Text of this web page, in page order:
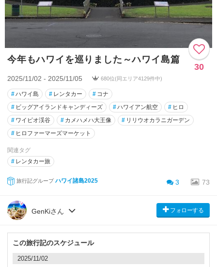
今年もハワイを巡りました～ハワイ島篇
30
2025/11/02 - 2025/11/05 680位(同エリア4129件中)
#ハワイ島 # レンタカー # コナ
# ビッグアイランドキャンディーズ #ハワイアン航空 # ヒロ
# ワイピオ渓谷 # カメハメハ大王像 # リリウオカラニガーデン
# ヒロファーマーズマーケット
関連タグ
# レンタカー旅
旅行記グループ ハワイ諸島2025 3 73
GenKiさん フォローする
この旅行記のスケジュール
2025/11/02